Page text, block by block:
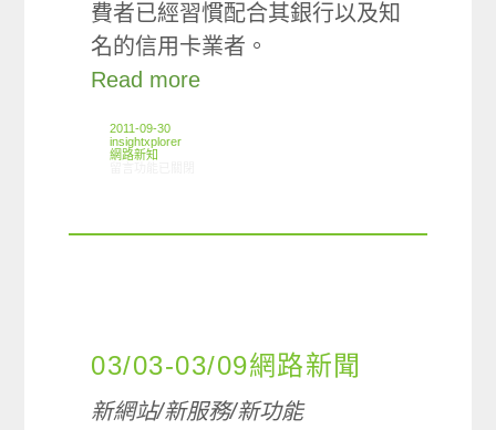
費者已經習慣配合其銀行以及知
名的信用卡業者。
Read more
2011-09-30
insightxplorer
網路新知
03/03-03/09網路新聞
新網站/新服務/新功能